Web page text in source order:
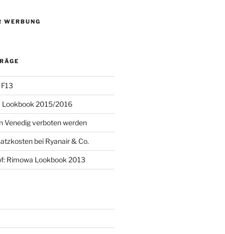
WERBUNG
Lookbook 2015/2016
Venedig verboten werden
bei Ryanair & Co.
Rimowa Lookbook 2013